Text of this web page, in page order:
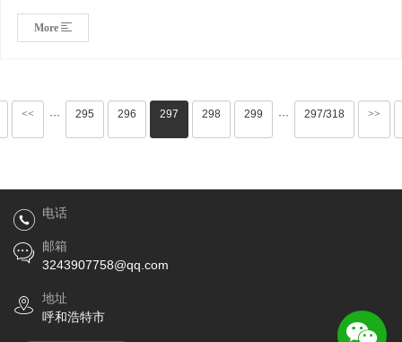
More
<< ··· 295 296 297 298 299 ··· 297/318 >>
电话
邮箱
3243907758@qq.com
地址
呼和浩特市